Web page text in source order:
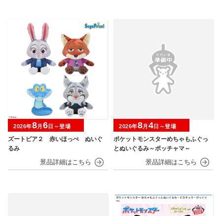
ズートピア２ 赤いほっぺ ぬいぐ
るみ
2026年8月 6日～登場
ポケットモンスターめちゃもふぐっ
とぬいぐるみ～ポッチャマ～
2026年8月 4日～登場